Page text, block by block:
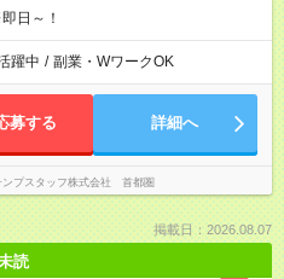
日～！
躍中 / 副業・WワークOK
募する 詳細へ
ンプスタッフ株式会社 首都圏
掲載日：2026.08.07
読